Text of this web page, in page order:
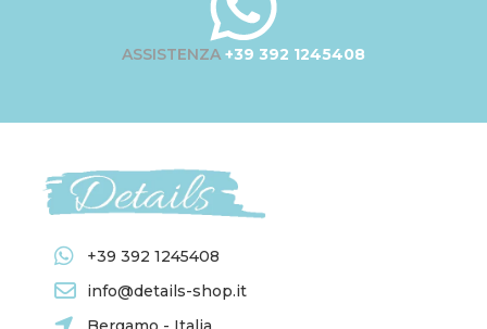
ASSISTENZA +39 392 1245408
+39 392 1245408
info@details-shop.it